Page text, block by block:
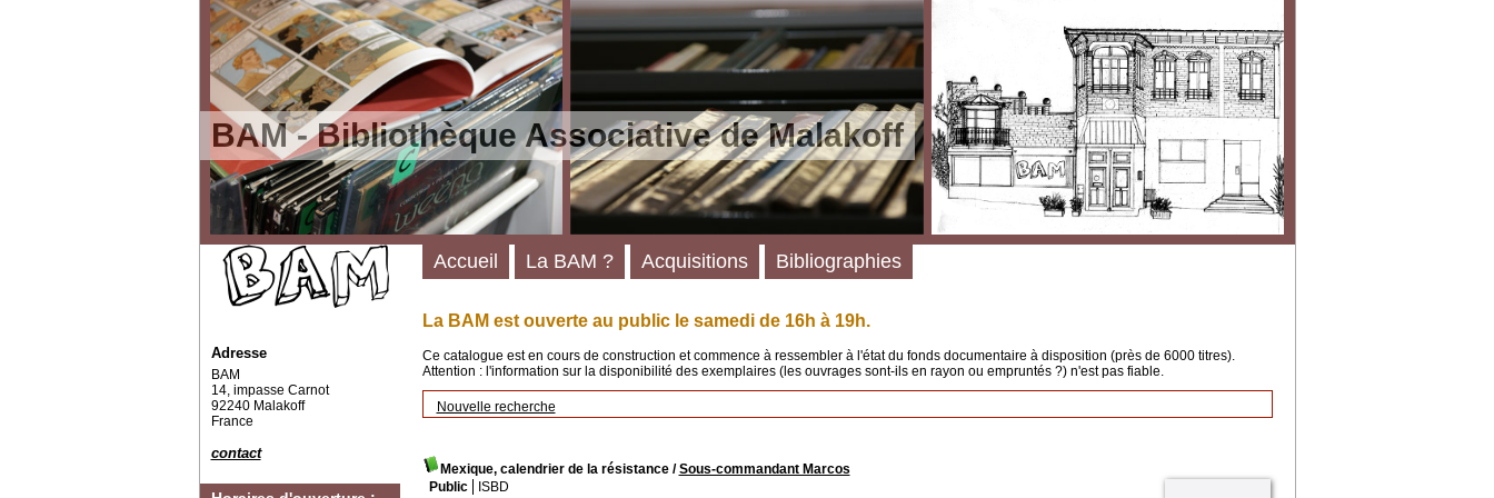
BAM - Bibliothèque Associative de Malakoff
La BAM est ouverte au public le samedi de 16h à 19h.
Ce catalogue est en cours de construction et commence à ressembler à l'état du fonds documentaire à disposition (près de 6000 titres).
Attention : l'information sur la disponibilité des exemplaires (les ouvrages sont-ils en rayon ou empruntés ?) n'est pas fiable.
Nouvelle recherche
Mexique, calendrier de la résistance/Sous-commandant Marcos
Public
ISBD
Accueil La BAM ? Acquisitions Bibliographies
Adresse
BAM
14, impasse Carnot
92240 Malakoff
France
contact